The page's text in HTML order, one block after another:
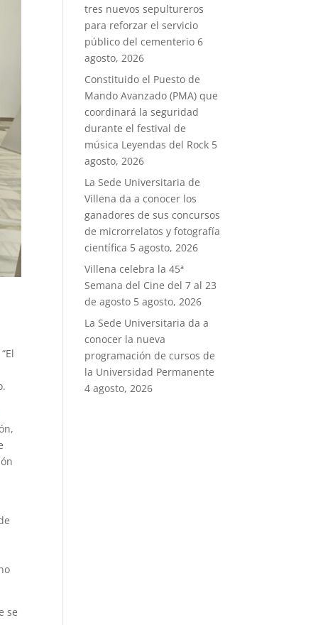
se
tres nuevos sepultureros
para reforzar el servicio
público del cementerio 6
agosto, 2026
Constituido el Puesto de
Mando Avanzado (PMA) que
coordinará la seguridad
durante el festival de
música Leyendas del Rock 5
agosto, 2026
La Sede Universitaria de
Villena da a conocer los
ganadores de sus concursos
de microrrelatos y fotografía
científica 5 agosto, 2026
Villena celebra la 45ª
Semana del Cine del 7 al 23
de agosto 5 agosto, 2026
La Sede Universitaria da a
conocer la nueva
programación de cursos de
la Universidad Permanente
4 agosto, 2026